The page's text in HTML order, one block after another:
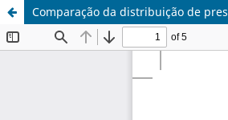
Comparação da distribuição de